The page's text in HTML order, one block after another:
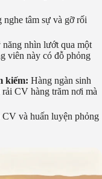
nghe tâm sự và gỡ rối
nhìn lướt qua một
viên này có đỗ phỏng
kiếm: Hàng ngàn sinh
CV hàng trăm nơi mà
và huấn luyện phỏng